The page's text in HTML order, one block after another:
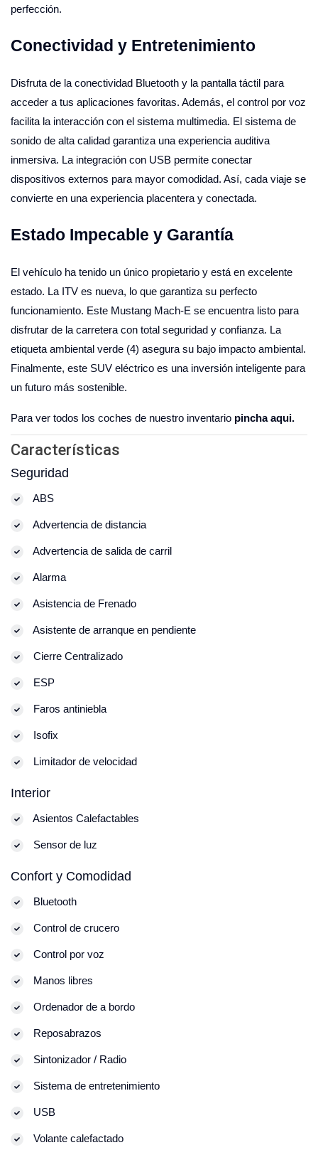
perfección.
Conectividad y Entretenimiento
Disfruta de la conectividad Bluetooth y la pantalla táctil para
acceder a tus aplicaciones favoritas. Además, el control por voz
facilita la interacción con el sistema multimedia. El sistema de
sonido de alta calidad garantiza una experiencia auditiva
inmersiva. La integración con USB permite conectar
dispositivos externos para mayor comodidad. Así, cada viaje se
convierte en una experiencia placentera y conectada.
Estado Impecable y Garantía
El vehículo ha tenido un único propietario y está en excelente
estado. La ITV es nueva, lo que garantiza su perfecto
funcionamiento. Este Mustang Mach-E se encuentra listo para
disfrutar de la carretera con total seguridad y confianza. La
etiqueta ambiental verde (4) asegura su bajo impacto ambiental.
Finalmente, este SUV eléctrico es una inversión inteligente para
un futuro más sostenible.
Para ver todos los coches de nuestro inventario pincha aqui.
Características
Seguridad
ABS
Advertencia de distancia
Advertencia de salida de carril
Alarma
Asistencia de Frenado
Asistente de arranque en pendiente
Cierre Centralizado
ESP
Faros antiniebla
Isofix
Limitador de velocidad
Interior
Asientos Calefactables
Sensor de luz
Confort y Comodidad
Bluetooth
Control de crucero
Control por voz
Manos libres
Ordenador de a bordo
Reposabrazos
Sintonizador / Radio
Sistema de entretenimiento
USB
Volante calefactado